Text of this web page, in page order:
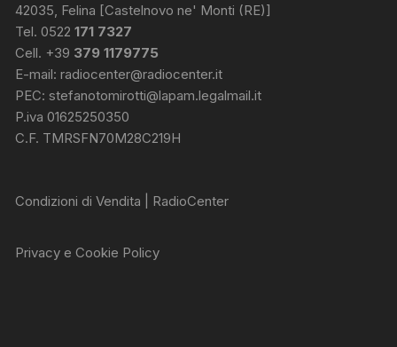
42035, Felina [Castelnovo ne' Monti (RE)]
Tel. 0522171 7327
Cell. +39 379 1179775
E-mail:radiocenter@radiocenter.it
PEC:stefanotomirotti@lapam.legalmail.it
P.iva 01625250350
C.F. TMRSFN70M28C219H
Condizioni di Vendita | RadioCenter
Privacy e Cookie Policy